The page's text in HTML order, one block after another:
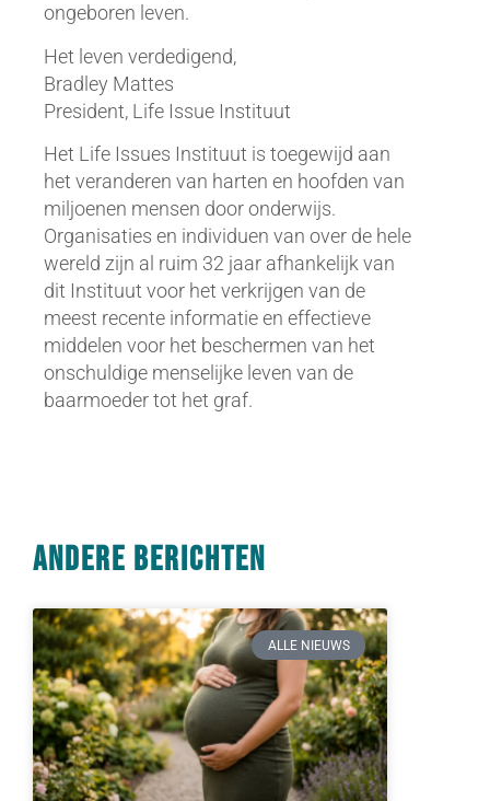
ongeboren leven.
Het leven verdedigend,
Bradley Mattes
President, Life Issue Instituut
Het Life Issues Instituut is toegewijd aan
het veranderen van harten en hoofden van
miljoenen mensen door onderwijs.
Organisaties en individuen van over de hele
wereld zijn al ruim 32 jaar afhankelijk van
dit Instituut voor het verkrijgen van de
meest recente informatie en effectieve
middelen voor het beschermen van het
onschuldige menselijke leven van de
baarmoeder tot het graf.
Andere berichten
ALLE NIEUWS